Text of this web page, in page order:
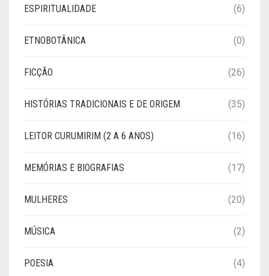
ESPIRITUALIDADE (6)
ETNOBOTÂNICA (0)
FICÇÃO (26)
HISTÓRIAS TRADICIONAIS E DE ORIGEM (35)
LEITOR CURUMIRIM (2 A 6 ANOS) (16)
MEMÓRIAS E BIOGRAFIAS (17)
MULHERES (20)
MÚSICA (2)
POESIA (4)